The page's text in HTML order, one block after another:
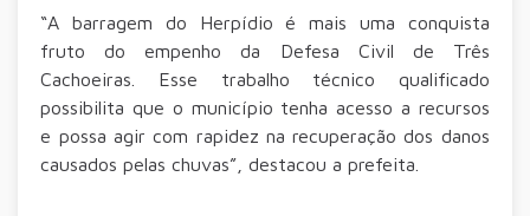
“A barragem do Herpídio é mais uma conquista
fruto do empenho da Defesa Civil de Três
Cachoeiras. Esse trabalho técnico qualificado
possibilita que o município tenha acesso a recursos
e possa agir com rapidez na recuperação dos danos
causados pelas chuvas”, destacou a prefeita.